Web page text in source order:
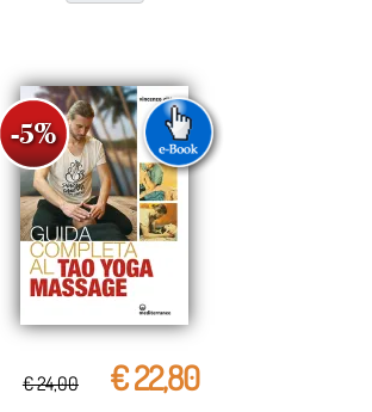
€ 24,00 € 22,80